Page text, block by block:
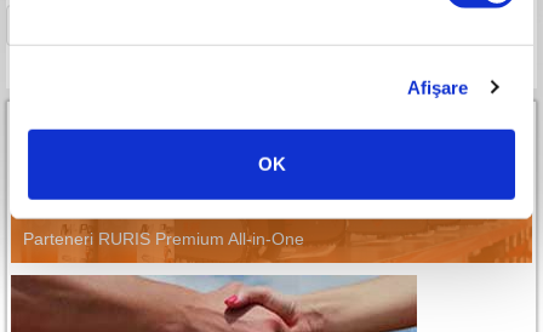
Afişare
OK
Parteneri RURIS Premium All-in-One